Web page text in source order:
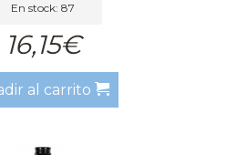
En stock: 87
16,15€
al carrito